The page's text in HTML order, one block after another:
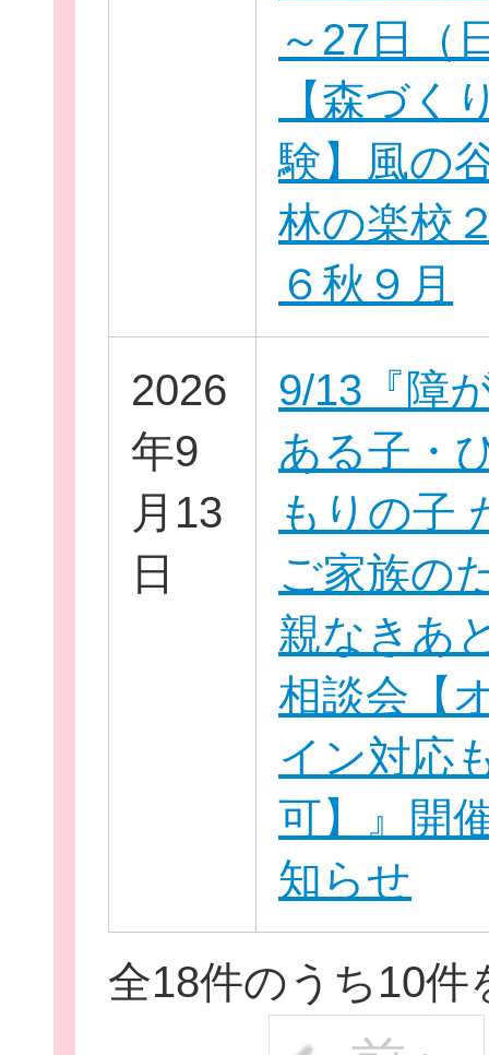
このサイトについて
サイトマップ
～27日（
【森づく
験】風の
林の楽校
６秋９月
2026
年9
月13
日
9/13『障
ある子・
もりの子
ご家族の
親なきあ
相談会【
イン対応
可】』開
知らせ
全18件のうち10件